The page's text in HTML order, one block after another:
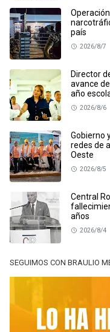
país
2026/8/7
Director
avance
año
2026/8/6
Gobierno
redes de
Oeste
2026/8/5
Central
años
2026/8/4
SEGUIMOS CON BRAULIO